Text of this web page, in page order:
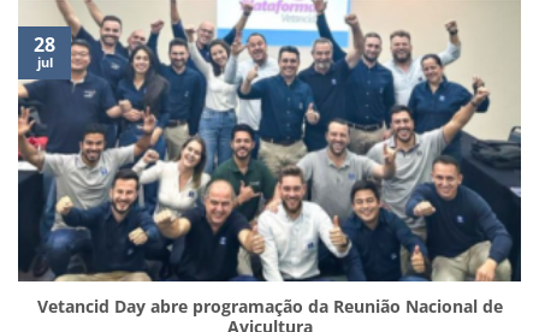
Vetancid Day abre programação da Reunião Nacional de
Avicultura
28
jul